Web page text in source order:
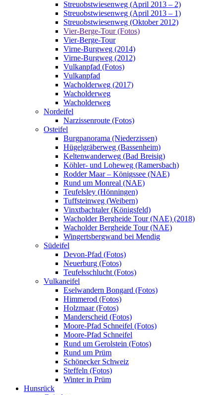
Streuobstwiesenweg (April 2013 – 2)
Streuobstwiesenweg (April 2013 – 1)
Streuobstwiesenweg (Oktober 2012)
Vier-Berge-Tour (Fotos)
Vier-Berge-Tour
Virne-Burgweg (2014)
Virne-Burgweg (2012)
Vulkanpfad (Fotos)
Vulkanpfad
Wacholderweg (2017)
Wacholderweg
Wacholderweg
Nordeifel
Narzissenroute (Fotos)
Osteifel
Burgpanorama (Niederzissen)
Hügelgräberweg (Bassenheim)
Keltenwanderweg (Bad Breisig)
Köhler- und Loheweg (Ramersbach)
Rodder Maar – Königssee (NAE)
Rund um Monreal (NAE)
Teufelsley (Hönningen)
Tuffsteinweg (Weibern)
Vinxtbachtaler (Königsfeld)
Wacholder Bergheide Tour (NAE) (2018)
Wacholder Bergheide Tour (NAE)
Wingertsbergwand bei Mendig
Südeifel
Devon-Pfad (Fotos)
Neuerburg (Fotos)
Teufelsschlucht (Fotos)
Vulkaneifel
Eselwandern Bongard (Fotos)
Himmerod (Fotos)
Holzmaar (Fotos)
Manderscheid (Fotos)
Moore-Pfad Schneifel (Fotos)
Moore-Pfad Schneifel
Rund um Gerolstein (Fotos)
Rund um Prüm
Schönecker Schweiz
Steffeln (Fotos)
Winter in Prüm
Hunsrück